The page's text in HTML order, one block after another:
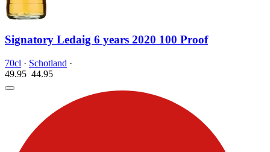
Signatory Ledaig 6 years 2020 100 Proof
70cl · Schotland ·
49.95 44.95